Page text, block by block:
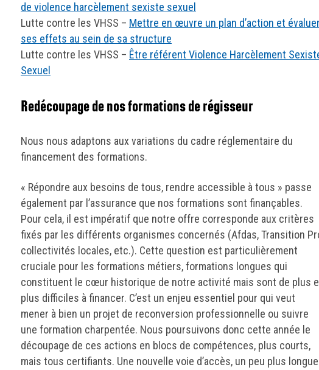
de violence harcèlement sexiste sexuel
Lutte contre les VHSS – Mettre en œuvre un plan d’action et
ses effets au sein de sa structure
Lutte contre les VHSS – Être référent Violence Harcèlement
Sexuel
Redécoupage de nos formations de régisseur
Nous nous adaptons aux variations du cadre réglementaire du
financement des formations.
« Répondre aux besoins de tous, rendre accessible à tous » passe
également par l’assurance que nos formations sont finançables.
Pour cela, il est impératif que notre offre corresponde aux critères
fixés par les différents organismes concernés (Afdas, Transition
collectivités locales, etc.). Cette question est particulièrement
cruciale pour les formations métiers, formations longues qui
constituent le cœur historique de notre activité mais sont de plus
plus difficiles à financer. C’est un enjeu essentiel pour qui veut
mener à bien un projet de reconversion professionnelle ou suivre
une formation charpentée. Nous poursuivons donc cette année le
découpage de ces actions en blocs de compétences, plus courts,
mais tous certifiants. Une nouvelle voie d’accès, un peu plus longue